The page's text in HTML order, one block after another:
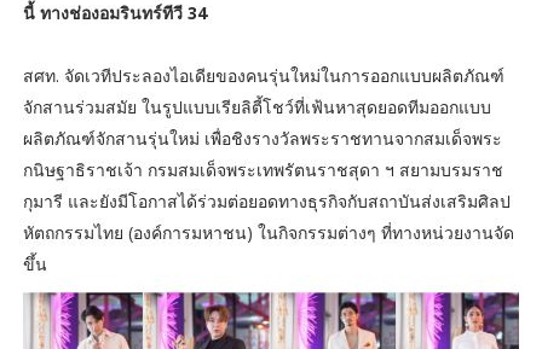
นี้ ทางช่องอมรินทร์ทีวี 34
สศท. จัดเวทีประลองไอเดียของคนรุ่นใหม่ในการออกแบบผลิตภัณฑ์
จักสานร่วมสมัย ในรูปแบบเรียลิตี้โชว์ที่เฟ้นหาสุดยอดทีมออกแบบ
ผลิตภัณฑ์จักสานรุ่นใหม่ เพื่อชิงรางวัลพระราชทานจากสมเด็จพระ
กนิษฐาธิราชเจ้า กรมสมเด็จพระเทพรัตนราชสุดา ฯ สยามบรมราช
กุมารี และยังมีโอกาสได้ร่วมต่อยอดทางธุรกิจกับสถาบันส่งเสริมศิลป
หัตถกรรมไทย (องค์การมหาชน) ในกิจกรรมต่างๆ ที่ทางหน่วยงานจัด
ขึ้น